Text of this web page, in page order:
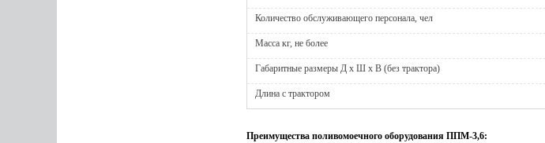
Количество обслуживающего персонала, чел
Масса кг, не более
Габаритные размеры Д х Ш х В (без трактора)
Длина с трактором
Преимущества поливомоечного оборудования ППМ-3,6: